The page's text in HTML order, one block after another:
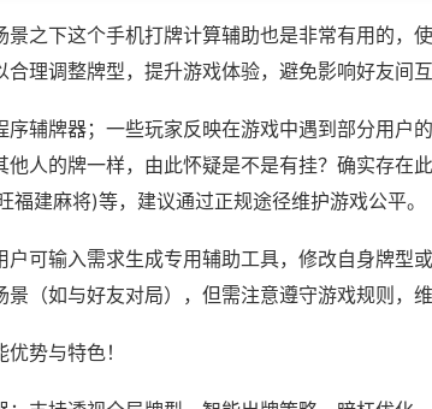
景之下这个手机打牌计算辅助也是非常有用的，
合理调整牌型，提升游戏体验，避免影响好友间互
辅牌器；一些玩家反映在游戏中遇到部分用户
他人的牌一样，由此怀疑是不是有挂？确实存在
福建麻将)等，建议通过正规途径维护游戏公平。
户可输入需求生成专用辅助工具，修改自身牌型
景（如与好友对局），但需注意遵守游戏规则，维
势与特色！